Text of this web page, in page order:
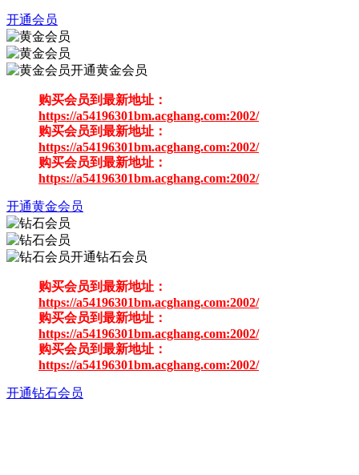
开通会员
开通黄金会员
购买会员到最新地址：
https://a54196301bm.acghang.com:2002/
购买会员到最新地址：
https://a54196301bm.acghang.com:2002/
购买会员到最新地址：
https://a54196301bm.acghang.com:2002/
开通黄金会员
开通钻石会员
购买会员到最新地址：
https://a54196301bm.acghang.com:2002/
购买会员到最新地址：
https://a54196301bm.acghang.com:2002/
购买会员到最新地址：
https://a54196301bm.acghang.com:2002/
开通钻石会员